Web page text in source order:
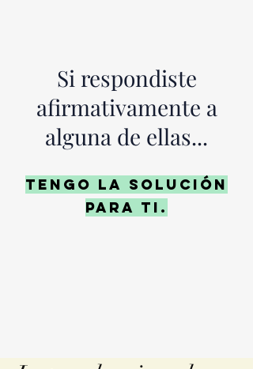
Si respondiste
afirmativamente a
alguna de ellas...
TENGO LA SOLUCIÓN
PARA TI.